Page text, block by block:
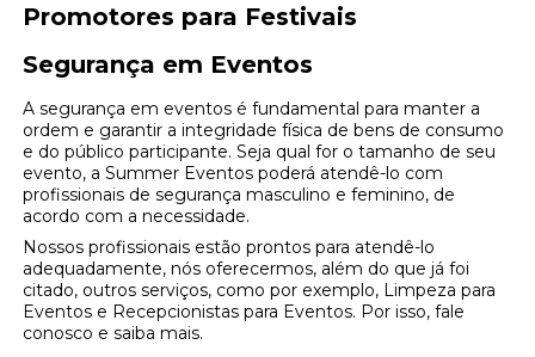
Promotores para Festivais
Segurança em Eventos
A segurança em eventos é fundamental para manter a
ordem e garantir a integridade física de bens de consumo
e do público participante. Seja qual for o tamanho de seu
evento, a Summer Eventos poderá atendê-lo com
profissionais de segurança masculino e feminino, de
acordo com a necessidade.
Nossos profissionais estão prontos para atendê-lo
adequadamente, nós oferecermos, além do que já foi
citado, outros serviços, como por exemplo, Limpeza para
Eventos e Recepcionistas para Eventos. Por isso, fale
conosco e saiba mais.